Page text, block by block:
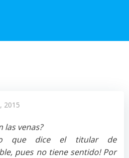
2015
las venas?
que dice el titular de
pues no tiene sentido! Por